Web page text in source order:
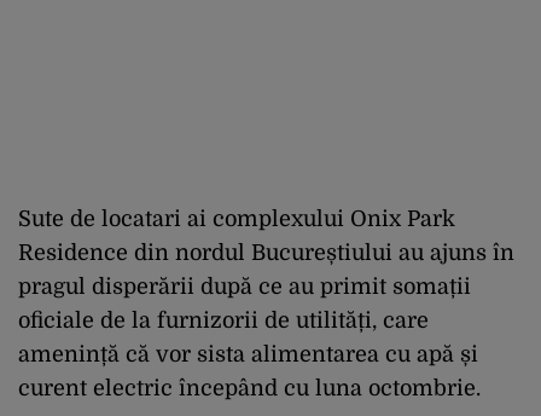
Sute de locatari ai complexului Onix Park
Residence din nordul Bucureștiului au ajuns în
pragul disperării după ce au primit somații
oficiale de la furnizorii de utilități, care
amenință că vor sista alimentarea cu apă și
curent electric începând cu luna octombrie.